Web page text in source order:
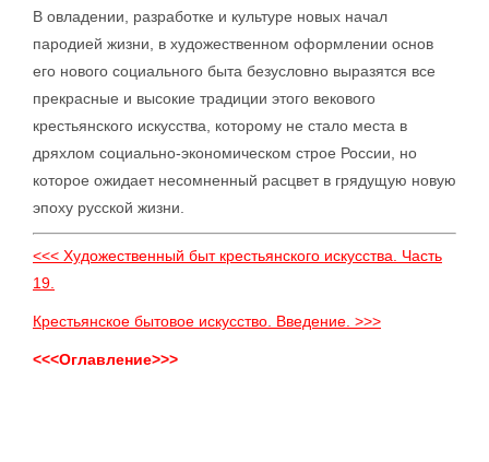
В овладении, разработке и культуре новых начал
пародией жизни, в художественном оформлении основ
его нового социального быта безусловно выразятся все
прекрасные и высокие традиции этого векового
крестьянского искусства, которому не стало места в
дряхлом социально-экономическом строе России, но
которое ожидает несомненный расцвет в грядущую новую
эпоху русской жизни.
<<< Художественный быт крестьянского искусства. Часть
19.
Крестьянское бытовое искусство. Введение. >>>
<<<Оглавление>>>